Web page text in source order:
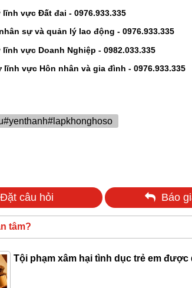
vực Đất đai - 0976.933.335
sự và quản lý lao động - 0976.933.335
vực Doanh Nghiệp - 0982.033.335
lĩnh vực Hôn nhân và gia đình - 0976.933.335
Đặt câu hỏi Báo
tâm?
Tội phạm xâm hại tình dục trẻ em